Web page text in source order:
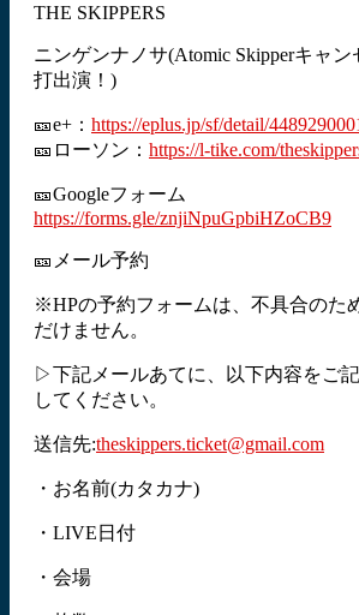
THE SKIPPERS
ニンゲンナノサ(Atomic Skipperキャ
打出演！)
🎫e+： https://eplus.jp/sf/detail/
🎫ローソン： https://l-tike.com/
🎫Googleフォーム
https://forms.gle/znjiNpuGpbiHZoCB9
🎫メール予約
※HPの予約フォームは、不具合のた
だけません。
▷下記メールあてに、以下内容をご
してください。
送信先:theskippers.ticket@gmail.com
・お名前(カタカナ)
・LIVE日付
・会場